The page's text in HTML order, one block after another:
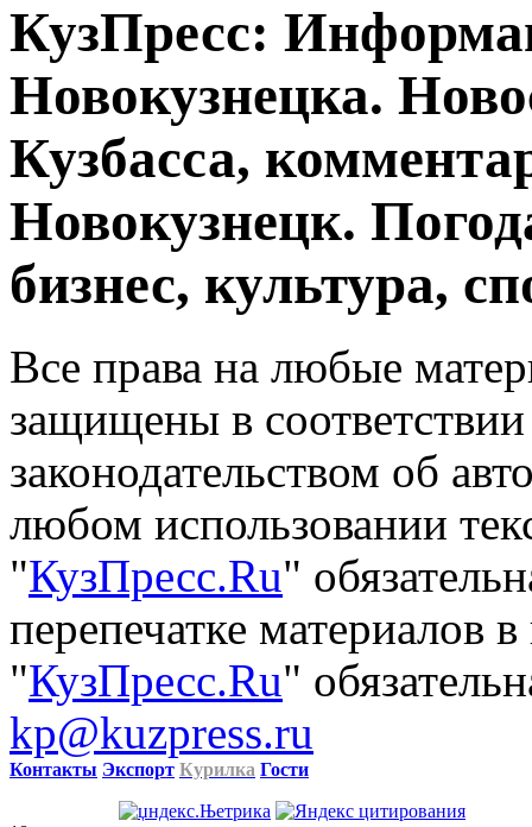
КузПресс:
Новокузнецка.
Кузбасса,
Новокузнецк.
бизнес, культура,
Все права на любые
защищены в
законодательством об
любом использовании
"КузПресс.Ru"
перепечатке материалов
"КузПресс.Ru"
kp@kuzpress.ru
Контакты Экспорт Курилка Гости